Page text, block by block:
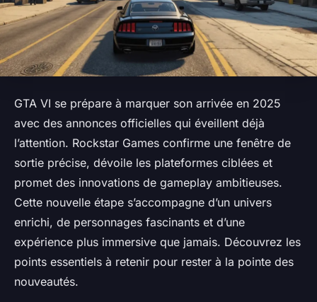
GTA VI se prépare à marquer son arrivée en 2025
avec des annonces officielles qui éveillent déjà
l’attention. Rockstar Games confirme une fenêtre de
sortie précise, dévoile les plateformes ciblées et
promet des innovations de gameplay ambitieuses.
Cette nouvelle étape s’accompagne d’un univers
enrichi, de personnages fascinants et d’une
expérience plus immersive que jamais. Découvrez les
points essentiels à retenir pour rester à la pointe des
nouveautés.